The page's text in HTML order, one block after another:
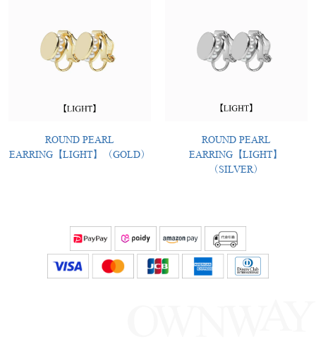
ROUND PEARL
EARRING【LIGHT】（GOLD）
ROUND PEARL
EARRING【LIGHT】
（SILVER）